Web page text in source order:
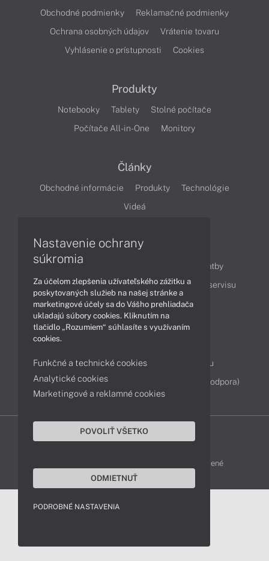
Obchodné podmienky
Reklamačné podmienky
Ochrana osobných údajov
Vrátenie tovaru
Vyhlásenie o prístupnosti
Cookies
Produkty
Notebooky Tablety
Stolné počítače
Počítače All-in-One
Monitory
Články
Obchodné informácie Produkty
Technológie
Videá
Obsah
Ako nakupovať
Možnosti doručenia a platby
Podpora a servis
Servisné služby Cenník servisu
Kontakty
Servisné oddelenie
Reklamácia tovaru
Diagnostiky online
TeamViewer (vzdialená podpora)
DELL-SHOP © 2011 - 2026 Všetky práva vyhradené
Nastavenie ochrany
súkromia
Za účelom zlepšenia užívateľského zážitku a
poskytovaných služieb na našej stránke a
marketingové účely sa do Vášho prehliadača
ukladajú súbory cookies. Kliknutím na
tlačidlo „Rozumiem“ súhlasíte s využívaním
cookies.
Funkčné a technické cookies
Analytické cookies
Marketingové a reklamné cookies
POVOLIŤ VŠETKO
ODMIETNUŤ
PODROBNÉ NASTAVENIA